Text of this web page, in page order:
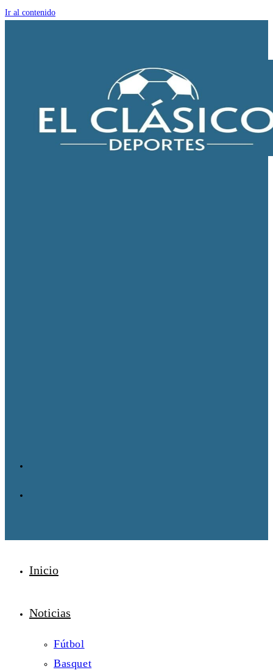
Ir al contenido
Inicio
Noticias
Fútbol
Basquet